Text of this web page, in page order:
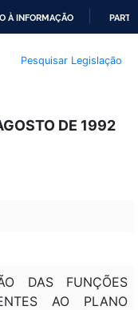
À INFORMAÇÃO
Pesquisar Legislação
DE 1992
DAS FUNÇÕES
AO PLANO